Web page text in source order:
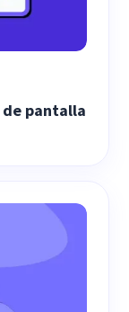
pantalla